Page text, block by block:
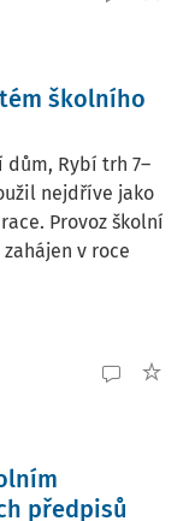
školního
Rybí trh 7–
nejdříve jako
Provoz školní
v roce
předpisů